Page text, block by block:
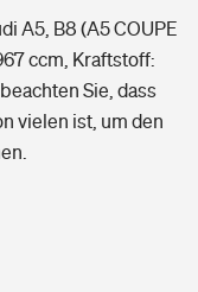
A5, B8 (A5 COUPE
ccm, Kraftstoff:
Sie, dass
vielen ist, um den